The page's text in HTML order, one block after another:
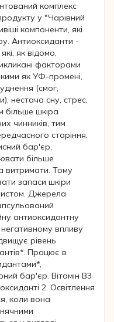
комплекс
у "Чарівний
компоненти, які
Антиоксиданти -
як відомо,
факторами
як УФ-промені,
(смог,
нестача сну, стрес,
більше шкіра
чинників, тим
старіння.
бар'єр,
більше
витримати. Тому
запаси шкіри
Джерела
антиоксидантну
впливу
рівень
Працює в
бар'єр. Вітамін B3
2. Освітлення
коли вона